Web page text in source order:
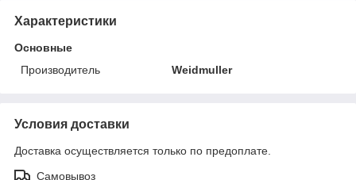
Характеристики
Основные
Производитель
Weidmuller
Условия доставки
Доставка осуществляется только по предоплате.
Самовывоз